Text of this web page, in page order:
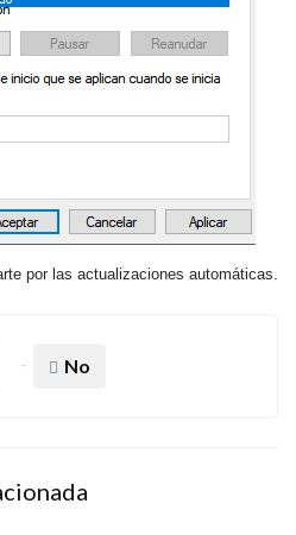
por las actualizaciones automáticas.
No